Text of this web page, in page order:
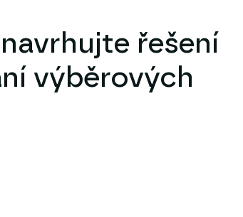
řešení
výběrových